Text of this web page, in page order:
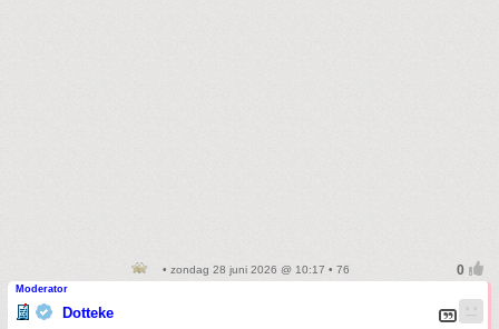
• zondag 28 juni 2026 @ 10:17 • 76
Moderator
Dotteke